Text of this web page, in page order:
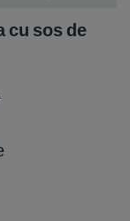
cu sos de